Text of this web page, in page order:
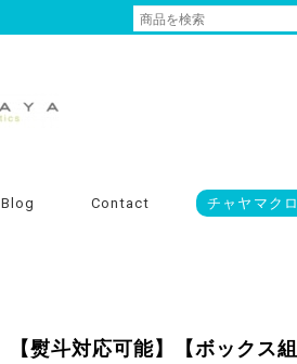
Blog Contact チャヤマク
【熨斗対応可能】【ボックス